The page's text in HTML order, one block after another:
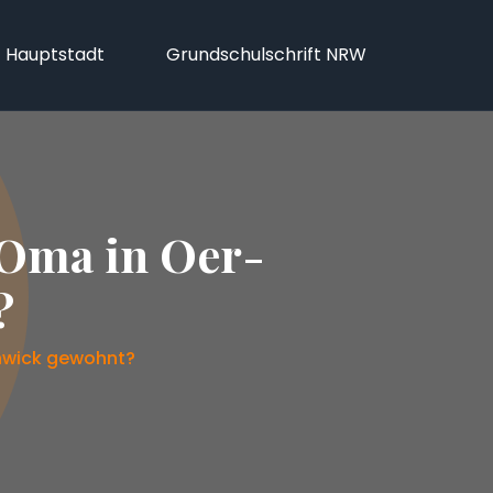
Hauptstadt Grundschulschrift NRW
in Oer-
gewohnt?